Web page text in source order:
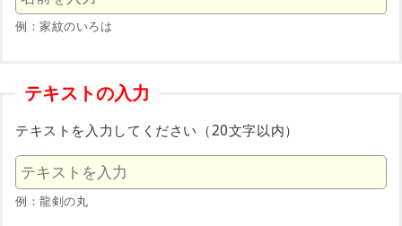
例：家紋のいろは
テキストの入力
テキストを入力してください（20文字以内）
例：龍剣の丸